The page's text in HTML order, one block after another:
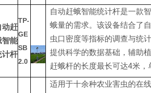
动赶
智能
计杆
TP-
GE
SB
2.0
自动赶蛾智能统计杆是一款
蛾量的需求。该设备结合了
虫口密度等指标的调查与统
提供科学的数据基础，辅助
赶蛾杆的长度最长可达4米，
适用于十余种农业害虫的在线